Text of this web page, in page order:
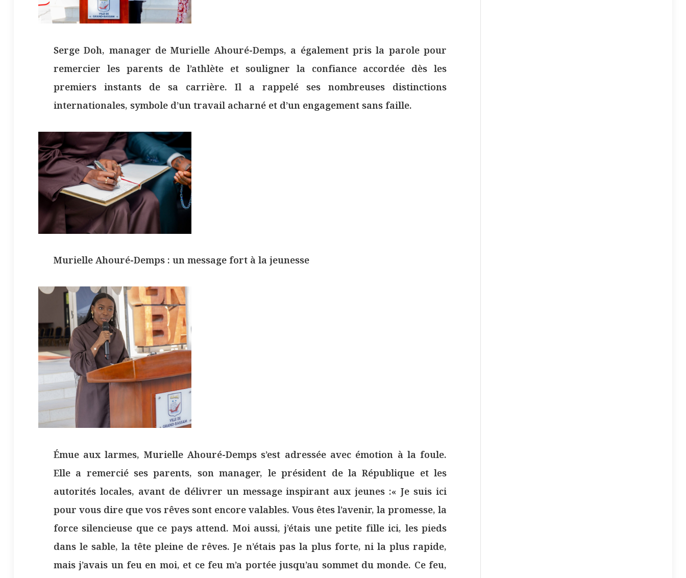
Serge Doh, manager de Murielle Ahouré-Demps, a également pris la parole pour
remercier les parents de l’athlète et souligner la confiance accordée dès les
premiers instants de sa carrière. Il a rappelé ses nombreuses distinctions
internationales, symbole d’un travail acharné et d’un engagement sans faille.
Murielle Ahouré-Demps : un message fort à la jeunesse
Émue aux larmes, Murielle Ahouré-Demps s’est adressée avec émotion à la foule.
Elle a remercié ses parents, son manager, le président de la République et les
autorités locales, avant de délivrer un message inspirant aux jeunes :« Je suis ici
pour vous dire que vos rêves sont encore valables. Vous êtes l’avenir, la promesse, la
force silencieuse que ce pays attend. Moi aussi, j’étais une petite fille ici, les pieds
dans le sable, la tête pleine de rêves. Je n’étais pas la plus forte, ni la plus rapide,
mais j’avais un feu en moi, et ce feu m’a portée jusqu’au sommet du monde. Ce feu,